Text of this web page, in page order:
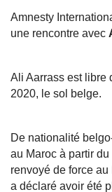
Amnesty
une rencontre avec
Ali Aarrass est libre
2020, le sol belge.
De nationalité
au Maroc à partir
renvoyé de force au
a déclaré avoir été